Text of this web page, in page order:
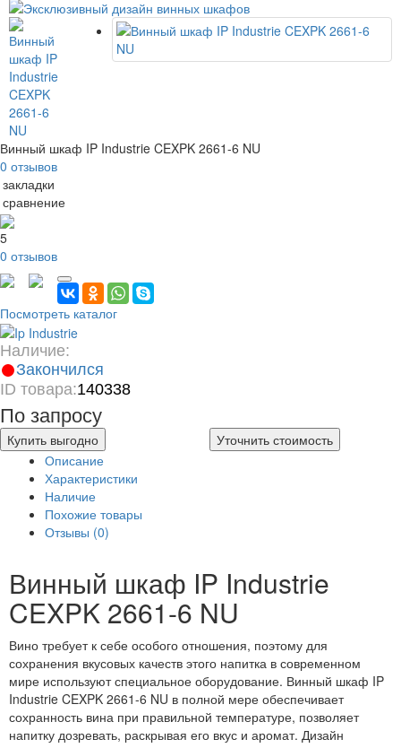
Винный шкаф IP Industrie CEXPK 2661-6 NU
0 отзывов
5
0 отзывов
Посмотреть каталог
Наличие:
Закончился
ID товара:140338
По запросу
Купить выгодно
Уточнить стоимость
Описание
Характеристики
Наличие
Похожие товары
Отзывы (0)
Винный шкаф IP Industrie
CEXPK 2661-6 NU
Вино требует к себе особого отношения, поэтому для
сохранения вкусовых качеств этого напитка в современном
мире используют специальное оборудование. Винный шкаф IP
Industrie CEXPK 2661-6 NU в полной мере обеспечивает
сохранность вина при правильной температуре, позволяет
напитку дозревать, раскрывая его вкус и аромат. Дизайн